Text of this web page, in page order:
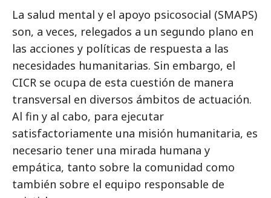
La salud mental y el apoyo psicosocial (SMAPS)
son, a veces, relegados a un segundo plano en
las acciones y políticas de respuesta a las
necesidades humanitarias. Sin embargo, el
CICR se ocupa de esta cuestión de manera
transversal en diversos ámbitos de actuación.
Al fin y al cabo, para ejecutar
satisfactoriamente una misión humanitaria, es
necesario tener una mirada humana y
empática, tanto sobre la comunidad como
también sobre el equipo responsable de